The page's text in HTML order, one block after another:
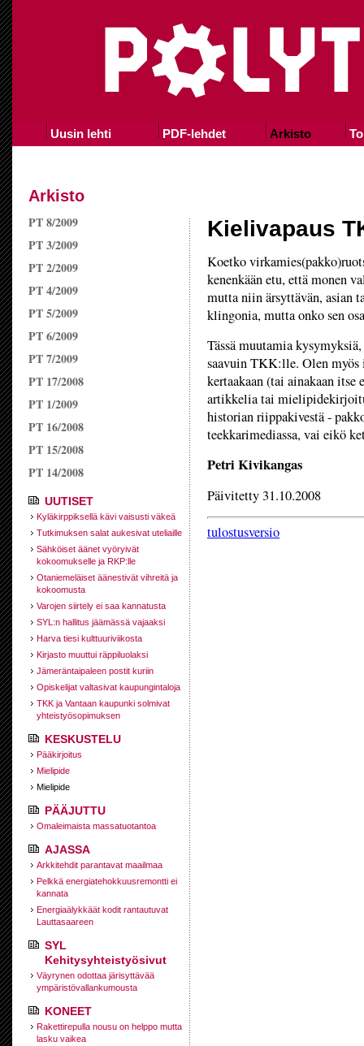
Uusin lehti PDF-lehdet Arkisto
Arkisto
PT 8/2009
PT 3/2009
PT 2/2009
PT 4/2009
PT 5/2009
PT 6/2009
PT 7/2009
PT 17/2008
PT 1/2009
PT 16/2008
PT 15/2008
PT 14/2008
UUTISET
Kyläkirppiksellä kävi vaisusti väkeä
Tutkimuksen salat aukesivat uteliaille
Sähköiset äänet vyöryivät
kokoomukselle ja RKP:lle
Otaniemeläiset äänestivät vihreitä ja
kokoomusta
Varojen siirtely ei saa kannatusta
SYL:n hallitus jäämässä vajaaksi
Harva tiesi kulttuuriviikosta
Kirjasto muuttui räppiluolaksi
Jämeräntaipaleen postit kuriin
Opiskelijat valtasivat kaupungintaloja
TKK ja Vantaan kaupunki solmivat
yhteistyösopimuksen
KESKUSTELU
Pääkirjoitus
Mielipide
Mielipide
PÄÄJUTTU
Omaleimaista massatuotantoa
AJASSA
Arkkitehdit parantavat maailmaa
Pelkkä energiatehokkuusremontti ei
kannata
Energiaälykkäät kodit rantautuvat
Lauttasaareen
SYL
Kehitysyhteistyösivut
Väyrynen odottaa järisyttävää
ympäristövallankumousta
KONEET
Rakettirepulla nousu on helppo mutta
lasku vaikea
Kielivapaus
Koetko
kenenkään etu, että monen
mutta niin ärsyttävän, asian
klingonia, mutta onko sen
Tässä muutamia
saavuin TKK:lle. Olen
kertaakaan (tai ainakaan
artikkelia tai
historian riippakivestä -
teekkarimediassa, vai eikö
Petri Kivikangas
Päivitetty 31.10.2008
tulostusversio